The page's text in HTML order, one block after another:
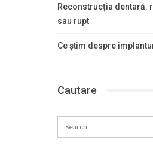
Reconstrucția dentară:
sau rupt
Ce știm despre
Cautare